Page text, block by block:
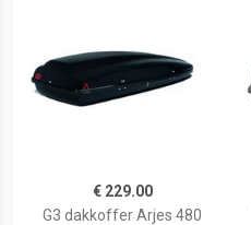
€ 229.00
G3 dakkoffer Arjes 480